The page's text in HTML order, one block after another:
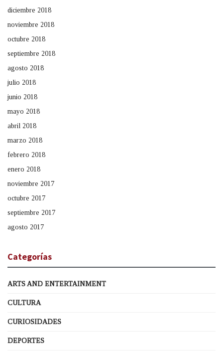
diciembre 2018
noviembre 2018
octubre 2018
septiembre 2018
agosto 2018
julio 2018
junio 2018
mayo 2018
abril 2018
marzo 2018
febrero 2018
enero 2018
noviembre 2017
octubre 2017
septiembre 2017
agosto 2017
Categorías
ARTS AND ENTERTAINMENT
CULTURA
CURIOSIDADES
DEPORTES